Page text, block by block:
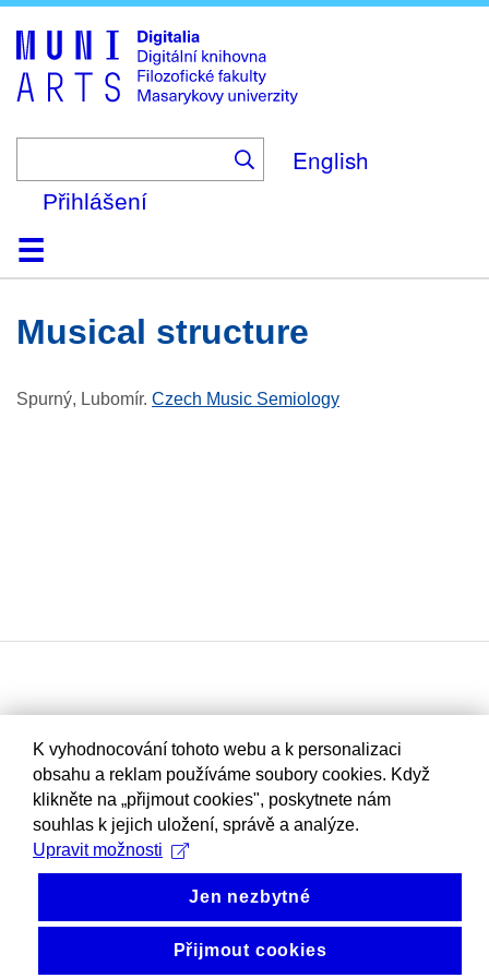
to
main
content
English
Přihlášení
DomůKolekce
Prohlížení
Vyhledávání
O platformě
Nápověda
KontaktDigitalia
musical structure
Spurný, Lubomír. Czech Music Semiology
K vyhodnocování tohoto webu a k personalizaci
obsahu a reklam používáme soubory cookies. Když
klikněte na „přijmout cookies", poskytnete nám
souhlas k jejich uložení, správě a analýze.
Upravit možnosti
Jen nezbytné
Přijmout cookies